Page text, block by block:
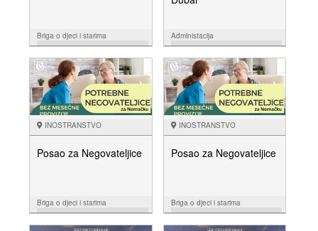
Briga o djeci i starima
NUDIM
Administacija
NUDIM
INOSTRANSTVO
Posao za Negovateljice
Briga o djeci i starima
INOSTRANSTVO
Posao za Negovateljice
Briga o djeci i starima